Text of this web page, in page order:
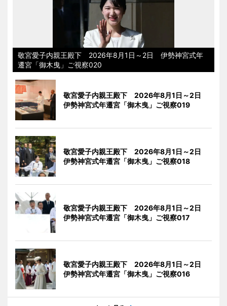
敬宮愛子内親王殿下 2026年8月1日～2日 伊勢神宮式年
遷宮「御木曳」ご視察020
敬宮愛子内親王殿下 2026年8月1日～2日
伊勢神宮式年遷宮「御木曳」ご視察019
敬宮愛子内親王殿下 2026年8月1日～2日
伊勢神宮式年遷宮「御木曳」ご視察018
敬宮愛子内親王殿下 2026年8月1日～2日
伊勢神宮式年遷宮「御木曳」ご視察017
敬宮愛子内親王殿下 2026年8月1日～2日
伊勢神宮式年遷宮「御木曳」ご視察016